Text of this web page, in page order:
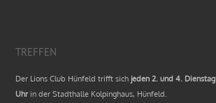
TREFFEN
Der Lions Club Hünfeld trifft sich jeden 2. und 4. Dienstag
Uhrin der Stadthalle Kolpinghaus, Hünfeld.